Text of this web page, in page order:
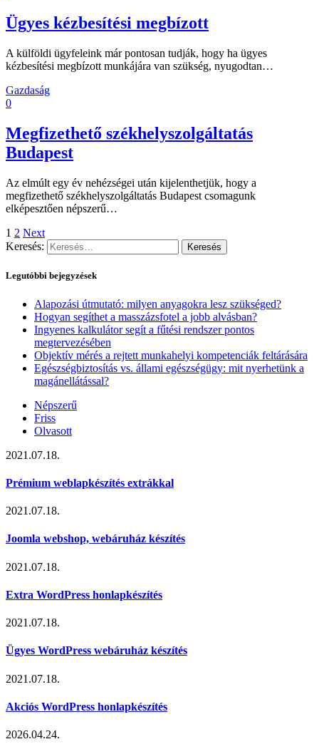
Ügyes kézbesítési megbízott
A külföldi ügyfeleink már pontosan tudják, hogy ha ügyes
kézbesítési megbízott munkájára van szükség, nyugodtan…
Gazdaság
0
Megfizethető székhelyszolgáltatás
Budapest
Az elmúlt egy év nehézségei után kijelenthetjük, hogy a
megfizethető székhelyszolgáltatás Budapest csomagunk
elképesztően népszerű…
1 2 Next
Keresés:
Legutóbbi bejegyzések
Alapozási útmutató: milyen anyagokra lesz szükséged?
Hogyan segíthet a masszázsfotel a jobb alvásban?
Ingyenes kalkulátor segít a fűtési rendszer pontos
megtervezésében
Objektív mérés a rejtett munkahelyi kompetenciák feltárására
Egészségbiztosítás vs. állami egészségügy: mit nyerhetünk a
magánellátással?
Népszerű
Friss
Olvasott
2021.07.18.
Prémium weblapkészítés extrákkal
2021.07.18.
Joomla webshop, webáruház készítés
2021.07.18.
Extra WordPress honlapkészítés
2021.07.18.
Ügyes WordPress webáruház készítés
2021.07.18.
Akciós WordPress honlapkészítés
2026.04.24.